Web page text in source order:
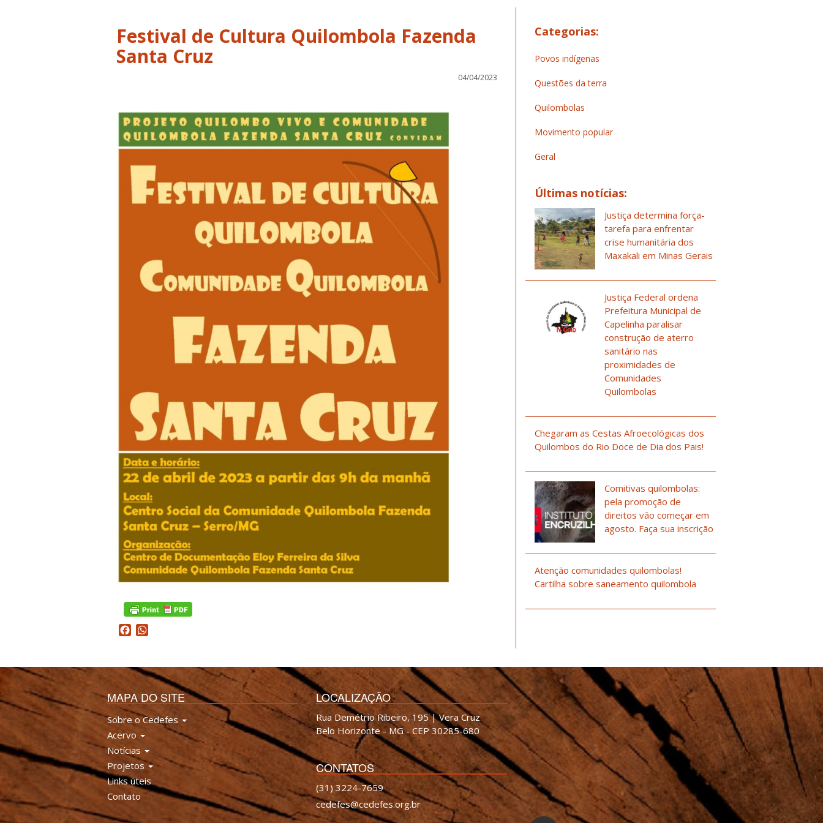
Festival de Cultura Quilombola Fazenda
Santa Cruz
04/04/2023
Facebook
Categorias:
Povos indígenas
Questões da terra
Quilombolas
Movimento popular
Geral
Últimas notícias:
Justiça determina força-
tarefa para enfrentar
crise humanitária dos
Maxakali em Minas Gerais
Justiça Federal ordena
Prefeitura Municipal de
Capelinha paralisar
construção de aterro
sanitário nas
proximidades de
Comunidades
Quilombolas
Chegaram as Cestas Afroecológicas dos
Quilombos do Rio Doce de Dia dos Pais!
Comitivas quilombolas:
pela promoção de
direitos vão começar em
agosto. Faça sua inscrição
Atenção comunidades quilombolas!
Cartilha sobre saneamento quilombola
MAPA DO SITE
Sobre o Cedefes
Acervo
Notícias
Projetos
Links úteis
Contato
LOCALIZAÇÃO
Rua Demétrio Ribeiro, 195 | Vera Cruz
Belo Horizonte - MG - CEP 30285-680
CONTATOS
(31) 3224-7659
cedefes@cedefes.org.br